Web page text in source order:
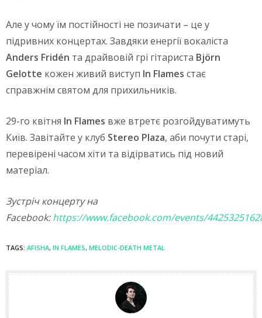
Але у чому їм постійності не позичати – це у
підривних концертах. Завдяки енергії вокаліста
Anders Fridén та драйвовій грі гітариста Björn
Gelotte кожен живий виступ In Flames стає
справжнім святом для прихильників.
29-го квітня In Flames вже втретє розгойдуватимуть
Київ. Завітайте у клуб Stereo Plaza, аби почути старі,
перевірені часом хіти та відірватись під новий
матеріал.
Зустріч концерту на
Facebook:https://www.facebook.com/events/
TAGS: AFISHA, IN FLAMES, MELODIC-DEATH METAL